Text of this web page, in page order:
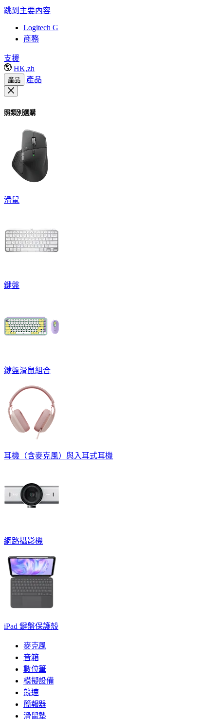
跳到主要內容
Logitech G
商務
支援
HK,zh
產品 產品
照類別選購
滑鼠
鍵盤
鍵盤滑鼠組合
耳機（含麥克風）與入耳式耳機
網路攝影機
iPad 鍵盤保護殼
麥克風
音箱
數位筆
模擬設備
競速
簡報器
滑鼠墊